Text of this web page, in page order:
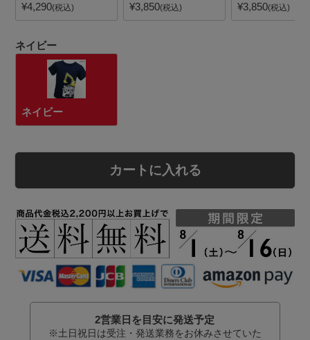
¥4,290 税込 ¥3,850 税込 ¥3,850 税込
ネイビー
ネイビー
カートに入れる
2営業日を目安に発送予定
※土日祝日は受注・発送業務をお休みさせていた